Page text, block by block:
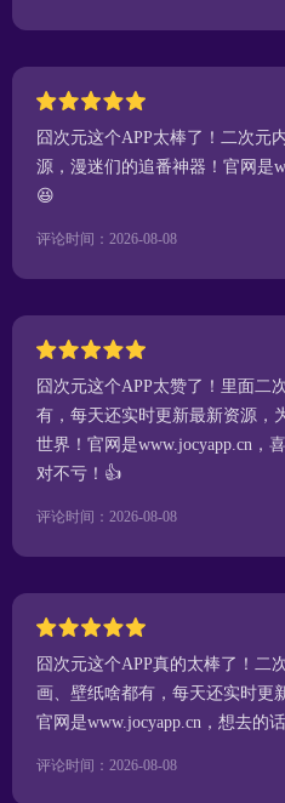
囧次元这个APP太棒了！二次元
源，漫迷们的追番神器！官网是
😆
评论时间：2026-08-08
囧次元这个APP太赞了！里面二
有，每天还实时更新最新资源，
世界！官网是www.jocyapp.cn，
对不亏！👍
评论时间：2026-08-08
囧次元这个APP真的太棒了！二
画、壁纸啥都有，每天还实时更
官网是www.jocyapp.cn，想去的
评论时间：2026-08-08